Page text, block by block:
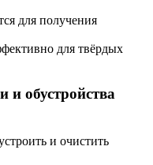
для получения
для твёрдых
и обустройства
и очистить